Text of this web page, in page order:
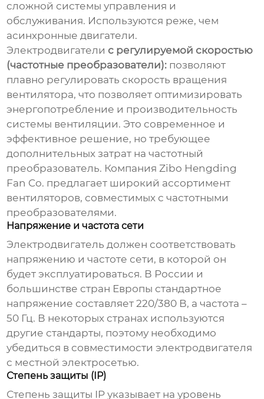
сложной системы управления и
обслуживания. Используются реже, чем
асинхронные двигатели.
Электродвигатели с регулируемой скоростью
(частотные преобразователи): позволяют
плавно регулировать скорость вращения
вентилятора, что позволяет оптимизировать
энергопотребление и производительность
системы вентиляции. Это современное и
эффективное решение, но требующее
дополнительных затрат на частотный
преобразователь. КомпанияZibo Hengding
Fan Co. предлагает широкий ассортимент
вентиляторов, совместимых с частотными
преобразователями.
Напряжение и частота сети
Электродвигатель должен соответствовать
напряжению и частоте сети, в которой он
будет эксплуатироваться. В России и
большинстве стран Европы стандартное
напряжение составляет 220/380 В, а частота –
50 Гц. В некоторых странах используются
другие стандарты, поэтому необходимо
убедиться в совместимостиэлектродвигателя
с местной электросетью.
Степень защиты (IP)
Степень защиты IP указывает на уровень